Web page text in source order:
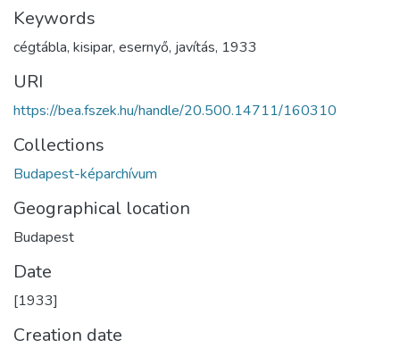
Keywords
cégtábla, kisipar, esernyő, javítás, 1933
URI
https://bea.fszek.hu/handle/20.500.14711/160310
Collections
Budapest-képarchívum
Geographical location
Budapest
Date
[1933]
Creation date